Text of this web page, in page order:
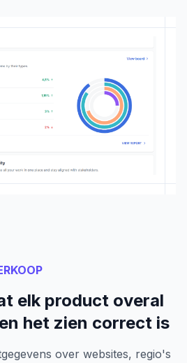
elk product overal
het zien correct is
over websites, regio's